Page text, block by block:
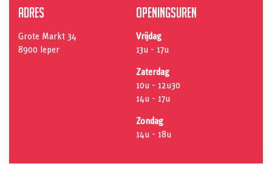
Adres
Grote Markt 34
8900 Ieper
Openingsuren
Vrijdag
13u - 17u
Zaterdag
10u - 12u30
14u - 17u
Zondag
14u - 18u